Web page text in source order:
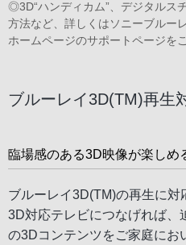
◎3D“ハンディカム”、デジタルス
方法など、詳しくは ソニーブルー
ホームページのサポートページを
ブルーレイ3D(TM)再生
臨場感のある3D映像が楽しめ
ブルーレイ3D(TM)の再生に
3D対応テレビにつなげれば、
の3Dコンテンツをご家庭にお